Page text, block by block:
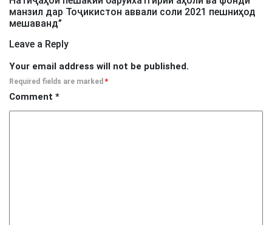
манзил дар Тоҷикистон аввали соли 2021 пешниҳод
мешаванд”
Leave a Reply
Your email address will not be published.
Required fields are marked *
Comment *